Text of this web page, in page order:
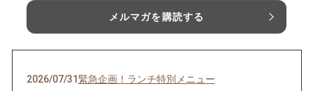
メルマガを購読する
2026/07/31 緊急企画！ランチ特別メニュー